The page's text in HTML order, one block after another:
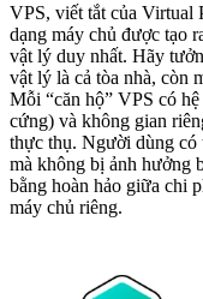
VPS, viết tắt của Virtual
dạng máy chủ được tạo
vật lý duy nhất. Hãy
vật lý là cả tòa nhà, còn
Mỗi “căn hộ” VPS có
cứng) và không gian
thực thụ. Người dùng có
mà không bị ảnh hưởng
bằng hoàn hảo giữa chi
máy chủ riêng.